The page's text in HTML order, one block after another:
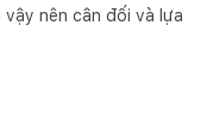
nên cân đối và lựa